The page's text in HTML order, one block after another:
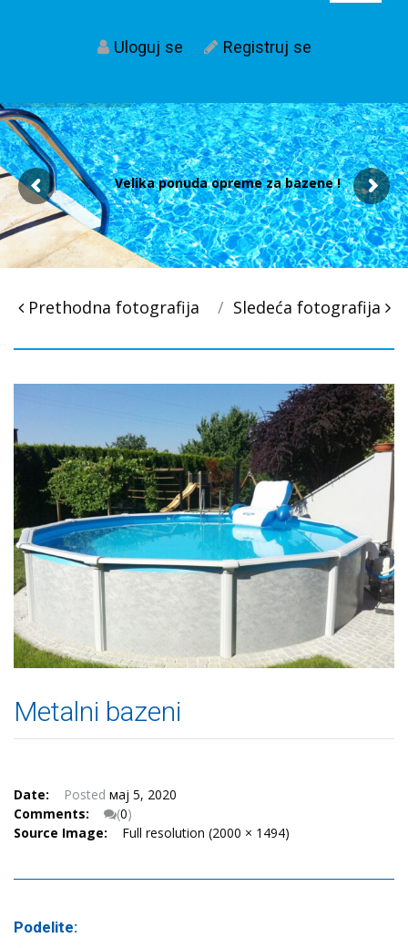
Uloguj se Registruj se
Velika ponuda opreme za bazene !
Post
Prethodna fotografija Sledeća fotografija
Metalni bazeni
Date: Posted мај 5, 2020
Comments:
(0)
Source Image:
Full resolution (2000 × 1494)
Podelite: